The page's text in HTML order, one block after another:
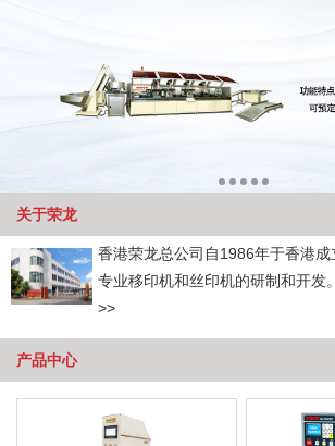
关于荣龙
香港荣龙总公司自1986年于香港
专业移印机和丝印机的研制和开发
>>
产品中心